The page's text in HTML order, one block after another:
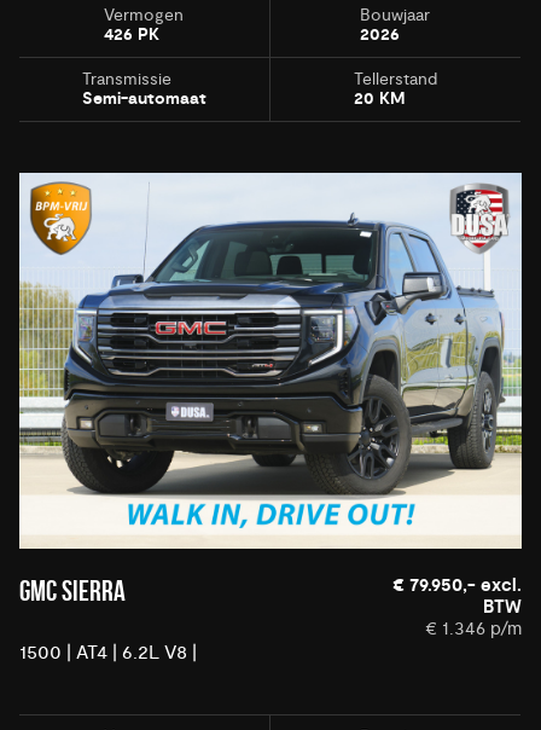
Vermogen
426 PK
Bouwjaar
2026
Transmissie
Semi-automaat
Tellerstand
20 KM
GMC SIERRA
1500 | AT4 | 6.2L V8 |
€ 79.950,- excl.
BTW
€ 1.346 p/m